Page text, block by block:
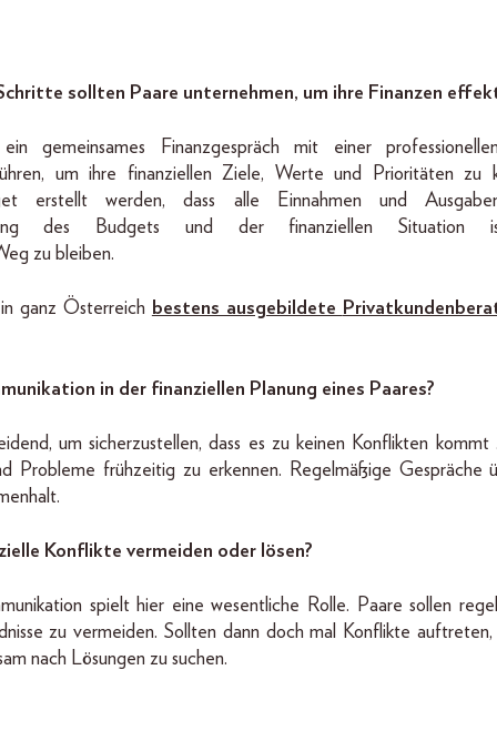
sollten Paare unternehmen, um ihre Finanzen
gemeinsames Finanzgespräch mit einer
um ihre finanziellen Ziele, Werte und Prioritäten zu
erstellt werden, dass alle Einnahmen und
des Budgets und der finanziellen
zu bleiben.
ganz Österreich bestens ausgebildete
in der finanziellen Planung eines Paares?
um sicherzustellen, dass es zu keinen Konflikten
Probleme frühzeitig zu erkennen. Regelmäßige Gespräche
Konflikte vermeiden oder lösen?
spielt hier eine wesentliche Rolle. Paare sollen
zu vermeiden. Sollten dann doch mal Konflikte
nach Lösungen zu suchen.